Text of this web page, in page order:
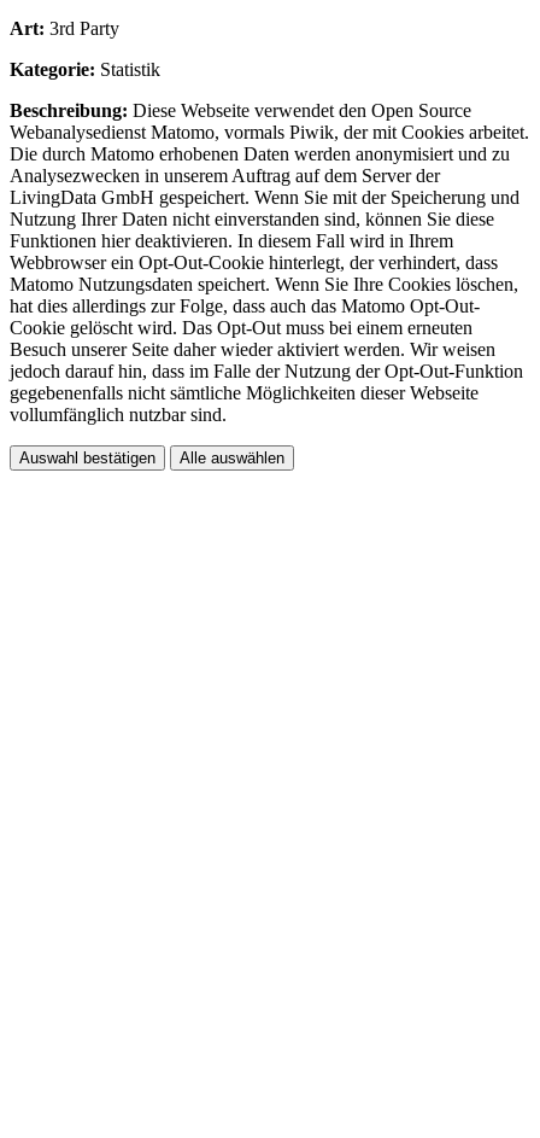
Art: 3rd Party
Kategorie: Statistik
Beschreibung: Diese Webseite verwendet den Open Source
Webanalysedienst Matomo, vormals Piwik, der mit Cookies arbeitet.
Die durch Matomo erhobenen Daten werden anonymisiert und zu
Analysezwecken in unserem Auftrag auf dem Server der
LivingData GmbH gespeichert. Wenn Sie mit der Speicherung und
Nutzung Ihrer Daten nicht einverstanden sind, können Sie diese
Funktionen hier deaktivieren. In diesem Fall wird in Ihrem
Webbrowser ein Opt-Out-Cookie hinterlegt, der verhindert, dass
Matomo Nutzungsdaten speichert. Wenn Sie Ihre Cookies löschen,
hat dies allerdings zur Folge, dass auch das Matomo Opt-Out-
Cookie gelöscht wird. Das Opt-Out muss bei einem erneuten
Besuch unserer Seite daher wieder aktiviert werden. Wir weisen
jedoch darauf hin, dass im Falle der Nutzung der Opt-Out-Funktion
gegebenenfalls nicht sämtliche Möglichkeiten dieser Webseite
vollumfänglich nutzbar sind.
Auswahl bestätigen Alle auswählen